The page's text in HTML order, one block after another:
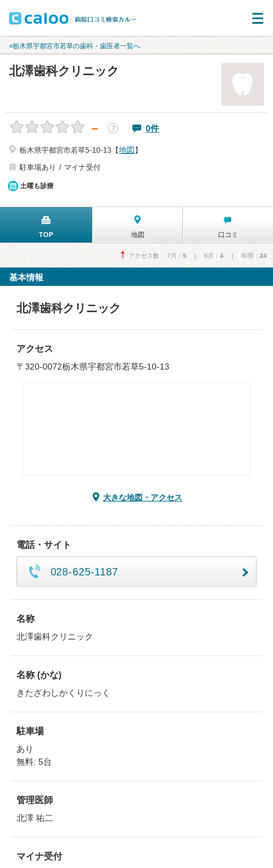
«栃木県宇都宮市若草の歯科・歯医者一覧へ
北澤歯科クリニック
－ ？ 0件
栃木県宇都宮市若草5-10-13【地図 】
駐車場あり
マイナ受付
土曜も診療
TOP 地図 口コミ
アクセス数 7月： 5 | 6月： 4 | 年間： 24
基本情報
北澤歯科クリニック
アクセス
〒320-0072栃木県宇都宮市若草5-10-13
大きな地図・アクセス
電話・サイト
028-625-1187
名称
北澤歯科クリニック
名称 (かな)
きたざわしかくりにっく
駐車場
あり
無料: 5台
管理医師
北澤 祐二
マイナ受付